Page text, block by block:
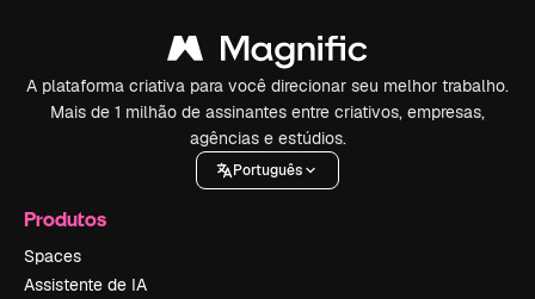
A plataforma criativa para você direcionar seu melhor trabalho.
Mais de 1 milhão de assinantes entre criativos, empresas,
agências e estúdios.
Português
Produtos
Spaces
Assistente de IA